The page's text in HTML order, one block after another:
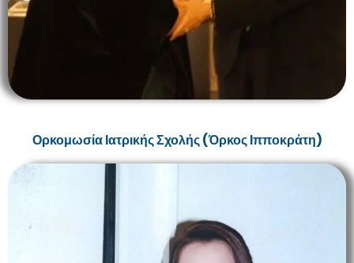
Ορκομωσία Ιατρικής Σχολής (Όρκος Ιπποκράτη)